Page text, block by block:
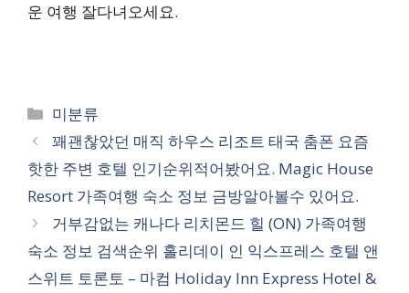
운 여행 잘다녀오세요.
카
테
고
리
미분류
꽤괜찮았던 매직 하우스 리조트 태국 춤폰 요즘
핫한 주변 호텔 인기순위적어봤어요. Magic House
Resort 가족여행 숙소 정보 금방알아볼수 있어요.
거부감없는 캐나다 리치몬드 힐 (ON) 가족여행
숙소 정보 검색순위 홀리데이 인 익스프레스 호텔 앤
스위트 토론토 – 마컴 Holiday Inn Express Hotel &